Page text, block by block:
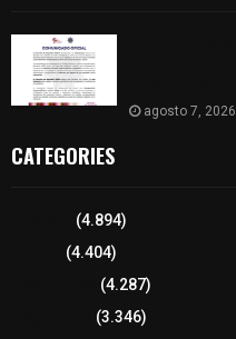
agosto 7, 2026
CATEGORIES
(4.894)
(4.404)
(4.287)
(3.346)